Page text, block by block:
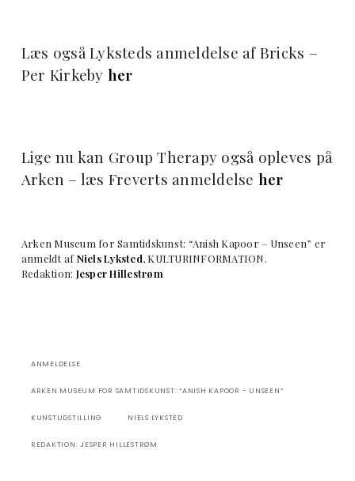
Læs også Lyksteds anmeldelse af Bricks –
Per Kirkeby her
Lige nu kan Group Therapy også opleves på
Arken – læs Freverts anmeldelse her
Arken Museum for Samtidskunst: “Anish Kapoor – Unseen” er
anmeldt afNiels Lyksted, KULTURINFORMATION.
Redaktion: Jesper Hillestrøm
ANMELDELSE
ARKEN MUSEUM FOR SAMTIDSKUNST: “ANISH KAPOOR - UNSEEN”
KUNSTUDSTILLING NIELS LYKSTED
REDAKTION: JESPER HILLESTRØM